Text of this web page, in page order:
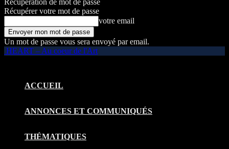
Récupération de mot de passe
Récupérer votre mot de passe
votre email
Un mot de passe vous sera envoyé par email.
HEART – Au coeur de l'Art
ACCUEIL
ANNONCES ET COMMUNIQUÉS
THÉMATIQUES